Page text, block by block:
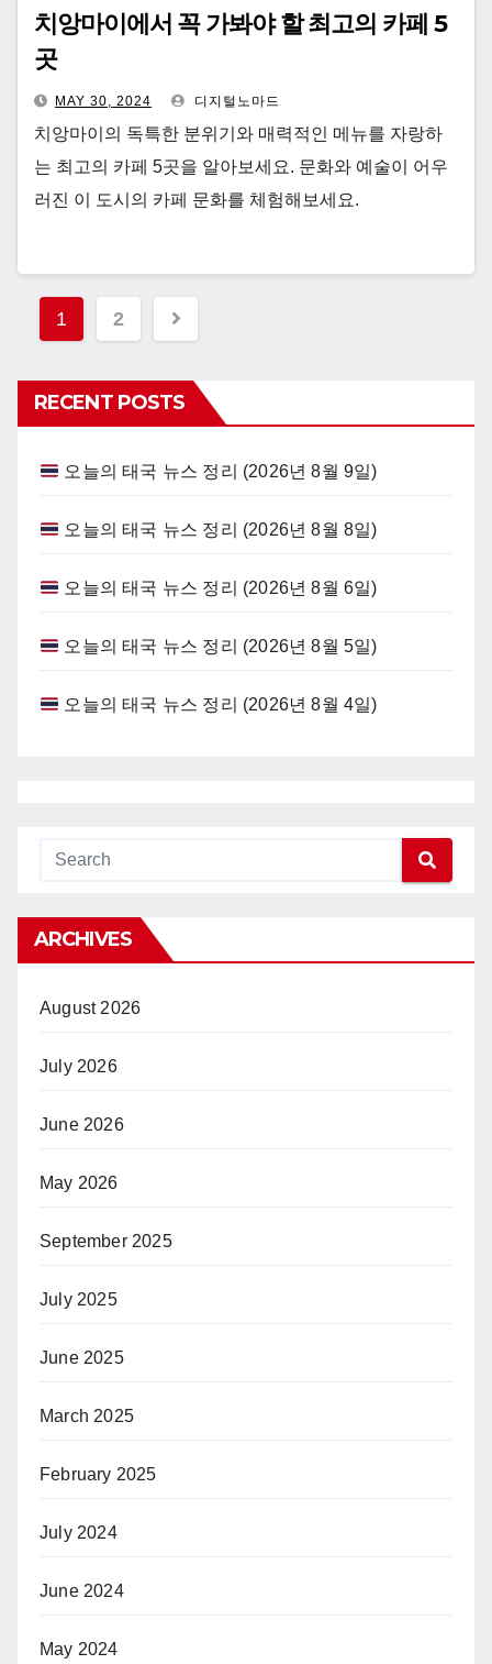
치앙마이에서 꼭 가봐야 할 최고의 카페 5
곳
MAY 30, 2024 디지털노마드
치앙마이의 독특한 분위기와 매력적인 메뉴를 자랑하
는 최고의 카페 5곳을 알아보세요. 문화와 예술이 어우
러진 이 도시의 카페 문화를 체험해보세요.
Posts
1 2
RECENT POSTS
오늘의 태국 뉴스 정리 (2026년 8월 9일)
오늘의 태국 뉴스 정리 (2026년 8월 8일)
오늘의 태국 뉴스 정리 (2026년 8월 6일)
오늘의 태국 뉴스 정리 (2026년 8월 5일)
오늘의 태국 뉴스 정리 (2026년 8월 4일)
ARCHIVES
August 2026
July 2026
June 2026
May 2026
September 2025
July 2025
June 2025
March 2025
February 2025
July 2024
June 2024
May 2024